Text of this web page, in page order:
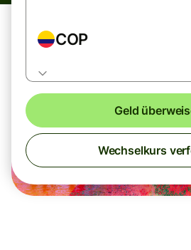
COP
Geld
Wechselkurs